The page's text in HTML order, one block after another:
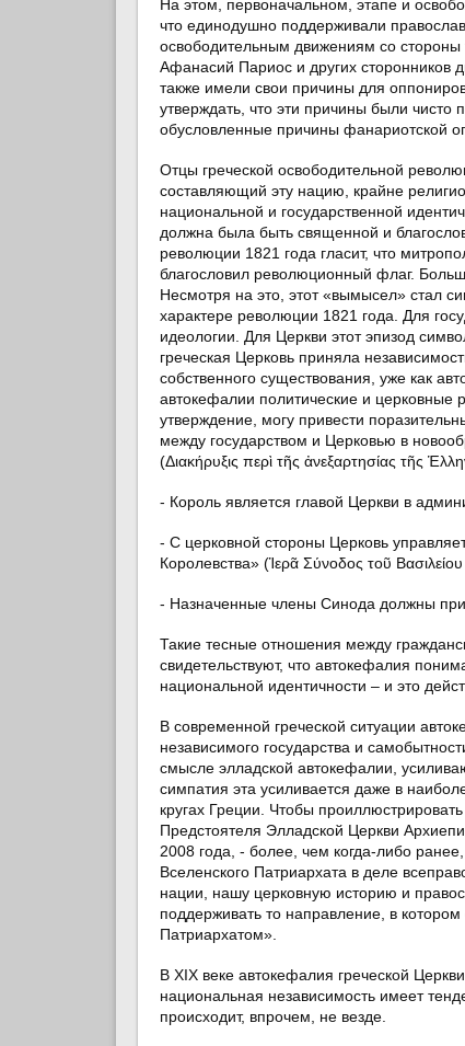
На этом, первоначальном, этапе и
что единодушно поддерживали
освободительным движениям со стороны
Афанасий Париос и других сторонников
также имели свои причины для
утверждать, что эти причины были чисто
обусловленные причины фанариотской
Отцы греческой освободительной
составляющий эту нацию, крайне
национальной и государственной
должна была быть священной и
революции 1821 года гласит, что
благословил революционный флаг.
Несмотря на это, этот «вымысел» стал
характере революции 1821 года. Для
идеологии. Для Церкви этот эпизод
греческая Церковь приняла
собственного существования, уже как
автокефалии политические и
утверждение, могу привести
между государством и Церковью в
(Διακήρυξις περὶ τῆς ἀνεξαρτησίας τῆς
- Король является главой Церкви в
- С церковной стороны Церковь
Королевства» (Ἱερᾶ Σύνοδος τοῦ
- Назначенные члены Синода должны
Такие тесные отношения между
свидетельствуют, что автокефалия
национальной идентичности – и это
В современной греческой ситуации
независимого государства и
смысле элладской автокефалии,
симпатия эта усиливается даже в
кругах Греции. Чтобы
Предстоятеля Элладской Церкви
2008 года, - более, чем когда-либо
Вселенского Патриархата в деле
нации, нашу церковную историю и
поддерживать то направление, в
Патриархатом».
В XIX веке автокефалия греческой
национальная независимость имеет
происходит, впрочем, не везде.